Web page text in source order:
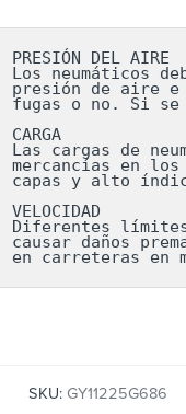
PRESIÓN DEL AIRE
Los neumáticos
presión de aire e
fugas o no. Si se
CARGA
Las cargas de
mercancías en
capas y alto
VELOCIDAD
Diferentes
causar daños
en carreteras en
SKU: GY11225G686